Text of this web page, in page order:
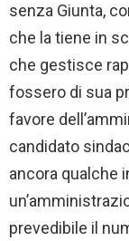
senza Giunta,
che la tiene in
che gestisce
fossero di sua
favore
candidato
ancora qualche
prevedibile il